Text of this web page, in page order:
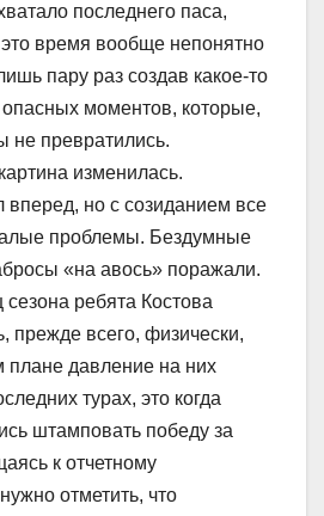
последнего паса,
время вообще непонятно
пару раз создав какое-то
моментов, которые,
не превратились.
изменилась.
но с созиданием все
проблемы. Бездумные
«на авось» поражали.
сезона ребята Костова
прежде всего, физически,
плане давление на них
турах, это когда
штамповать победу за
к отчетному
отметить, что